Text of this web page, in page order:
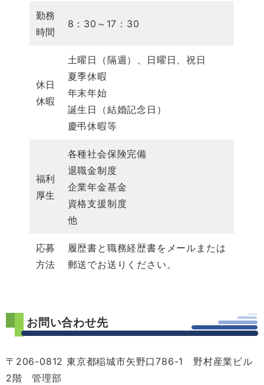
勤務
時間
8：30～17：30
休日
休暇
土曜日（隔週）、日曜日、祝日
夏季休暇
年末年始
誕生日（結婚記念日）
慶弔休暇等
福利
厚生
各種社会保険完備
退職金制度
企業年金基金
資格支援制度
他
応募
方法
履歴書と職務経歴書をメールまたは
郵送でお送りください。
お問い合わせ先
〒206-0812 東京都稲城市矢野口786-1 野村産業ビル
2階 管理部